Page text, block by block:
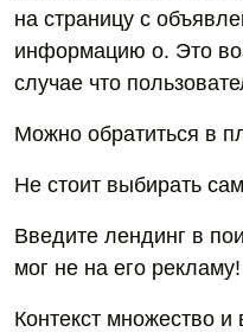
на страницу с
информацию о. Это
случае что
Можно обратиться в
Не стоит выбирать
Введите лендинг в
мог не на его рекламу!
Контекст множество и